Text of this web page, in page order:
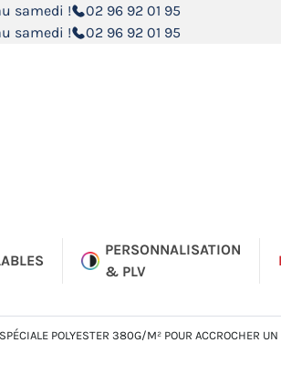
samedi ! 02 96 92 01 95
samedi !
02 96 92 01 95
PERSONNALISATION
& PLV
POLYESTER 380G/M² POUR ACCROCHER